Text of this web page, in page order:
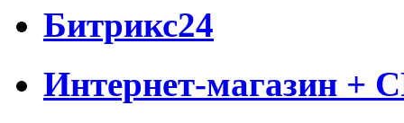
Битрикс24
Интернет-магазин +